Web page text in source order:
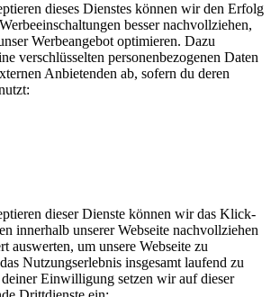
dieses Dienstes können wir den Erfolg
besser nachvollziehen,
Werbeangebot optimieren. Dazu
verschlüsselten personenbezogenen Daten
Anbietenden ab, sofern du deren
dieser Dienste können wir das Klick-
innerhalb unserer Webseite nachvollziehen
auswerten, um unsere Webseite zu
Nutzungserlebnis insgesamt laufend zu
Einwilligung setzen wir auf dieser